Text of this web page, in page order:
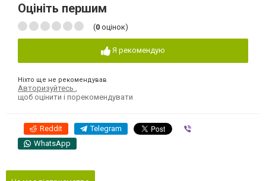
Оцініть першим
(0 оцінок)
Я рекомендую
Ніхто ще не рекомендував
Авторизуйтесь
щоб оцінити і порекомендувати
Reddit Telegram
WhatsApp